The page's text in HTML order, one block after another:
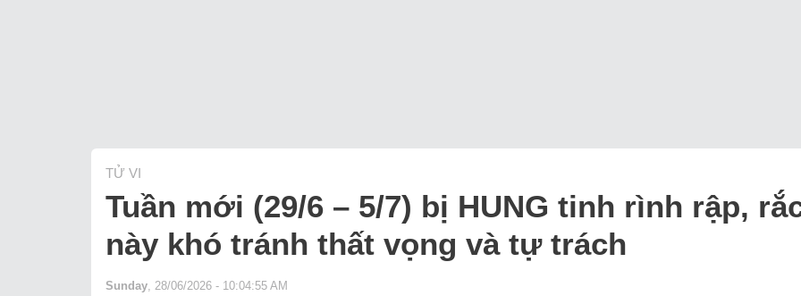
TỬ VI
Tuần mới (29/6 – 5/7) bị HUNG tinh rình rập,
này khó tránh thất vọng và tự trách
Sunday , 28/06/2026 - 10:04:55 AM